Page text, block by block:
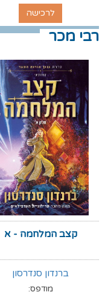
לרכישה
רבי מכר
קצב המלחמה - א
ברנדון סנדרסון
מודפס: